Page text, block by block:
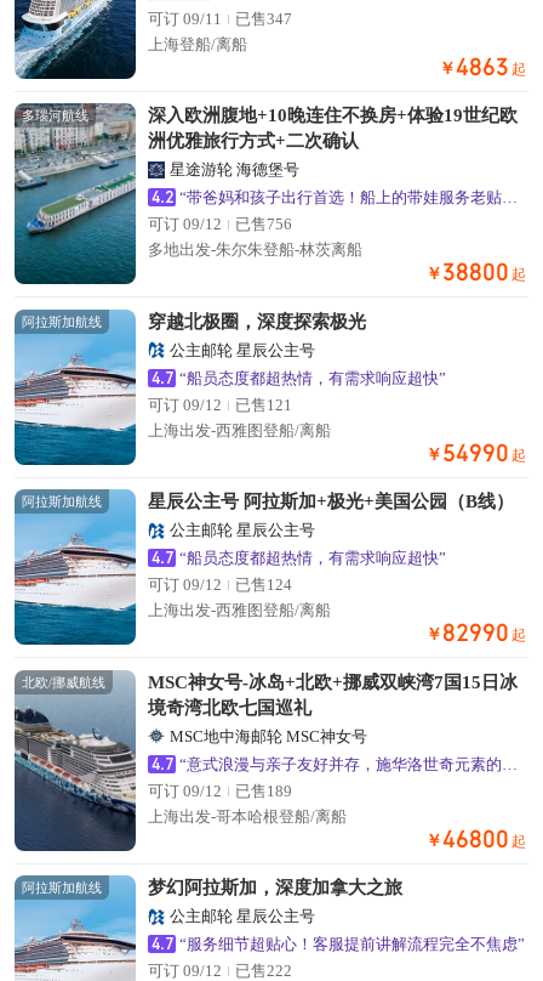
可订 09/11
已售347
上海登船/离船
￥4863 起
多瑙河航线
深入欧洲腹地+10晚连住不换房+体验19世纪欧
洲优雅旅行方式+二次确认
星途游轮 海德堡号
4.2
“带爸妈和孩子出行首选！船上的带娃服务老贴心了”
可订 09/12
已售756
多地出发-朱尔朱登船-林茨离船
￥ 38800 起
阿拉斯加航线 穿越北极圈，深度探索极光
公主邮轮 星辰公主号
4.7 “船员态度都超热情，有需求响应超快”
可订 09/12
已售121
上海出发-西雅图登船/离船
￥ 54990 起
阿拉斯加航线 星辰公主号 阿拉斯加+极光+美国公园（B线）
公主邮轮 星辰公主号
4.7 “船员态度都超热情，有需求响应超快”
可订 09/12
已售124
上海出发-西雅图登船/离船
￥ 82990 起
北欧/挪威航线
MSC神女号-冰岛+北欧+挪威双峡湾7国15日冰
境奇湾北欧七国巡礼
MSC地中海邮轮 MSC神女号
4.7
可订 09/12
已售189
上海出发-哥本哈根登船/离船
￥46800 起
阿拉斯加航线 梦幻阿拉斯加，深度加拿大之旅
公主邮轮 星辰公主号
4.7 “服务细节超贴心！客服提前讲解流程完全不焦虑”
可订 09/12
已售222